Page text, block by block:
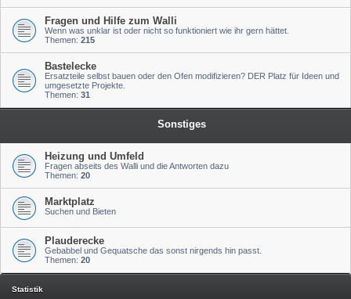
Fragen und Hilfe zum Walli
Wenn was unklar ist oder nicht so funktioniert wie ihr gern hättet.
Themen: 215
Bastelecke
Ersatzteile selbst bauen oder den Ofen modifizieren? DER Platz für Ideen und
umgesetzte Projekte.
Themen: 31
Sonstiges
Heizung und Umfeld
Fragen abseits des Walli und die Antworten dazu
Themen: 20
Marktplatz
Suchen und Bieten
Plauderecke
Gebabbel und Gequatsche das sonst nirgends hin passt.
Themen: 20
Statistik